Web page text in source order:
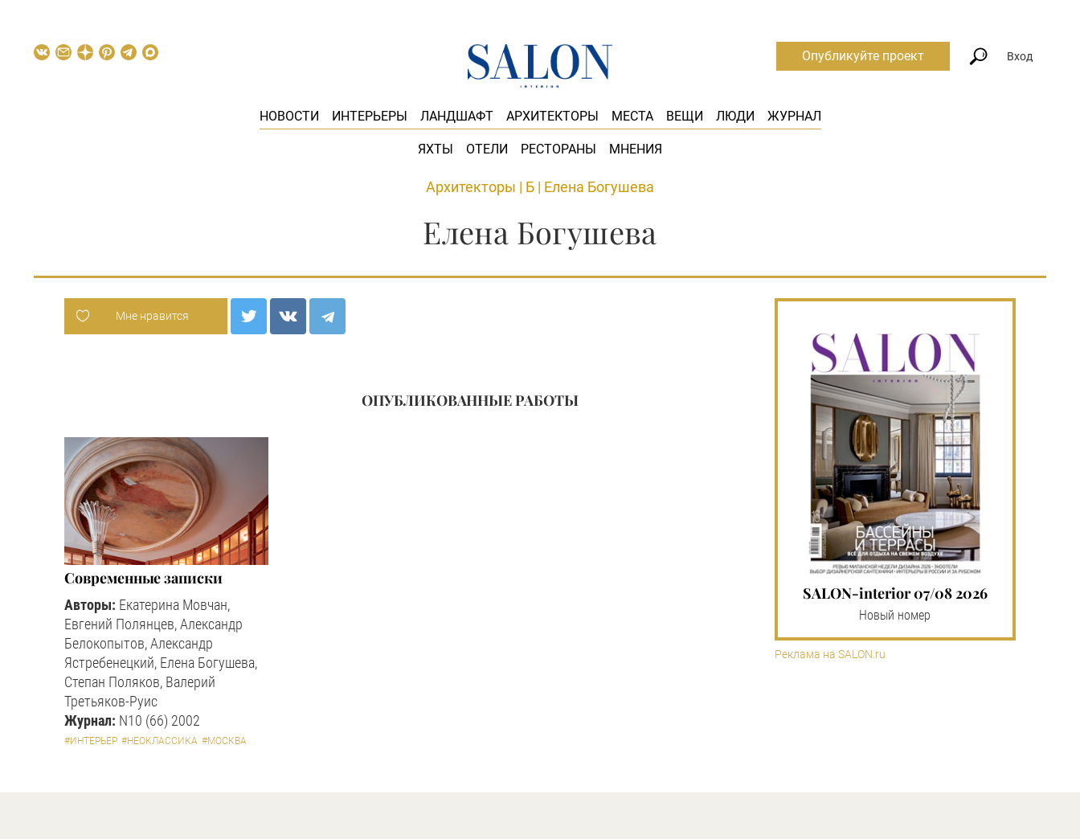
НОВОСТИ ИНТЕРЬЕРЫ ЛАНДШАФТ АРХИТЕКТОРЫ МЕСТА ВЕЩИ ЛЮДИ ЖУРНАЛ
ЯХТЫ ОТЕЛИ РЕСТОРАНЫ МНЕНИЯ
Опубликуйте проект Вход
Архитекторы | Б | Елена Богушева
Елена Богушева
Мне нравится
ОПУБЛИКОВАННЫЕ РАБОТЫ
Современные записки
Авторы: Екатерина Мовчан,
Евгений Полянцев, Александр
Белокопытов, Александр
Ястребенецкий, Елена Богушева,
Степан Поляков, Валерий
Третьяков-Руис
Журнал: N10 (66) 2002
#ИНТЕРЬЕР #НЕОКЛАССИКА #МОСКВА
SALON-interior 07/08 2026
Новый номер
Реклама на SALON.ru